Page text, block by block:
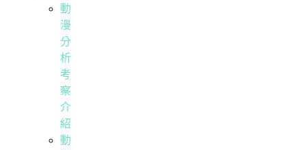
動
漫
分
析
考
察
介
紹
動